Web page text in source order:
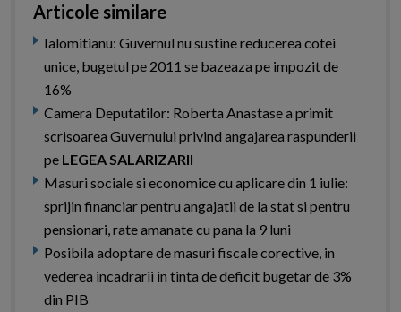
Articole similare
Ialomitianu: Guvernul nu sustine reducerea cotei
unice, bugetul pe 2011 se bazeaza pe impozit de
16%
Camera Deputatilor: Roberta Anastase a primit
scrisoarea Guvernului privind angajarea raspunderii
pe LEGEA SALARIZARII
Masuri sociale si economice cu aplicare din 1 iulie:
sprijin financiar pentru angajatii de la stat si pentru
pensionari, rate amanate cu pana la 9 luni
Posibila adoptare de masuri fiscale corective, in
vederea incadrarii in tinta de deficit bugetar de 3%
din PIB